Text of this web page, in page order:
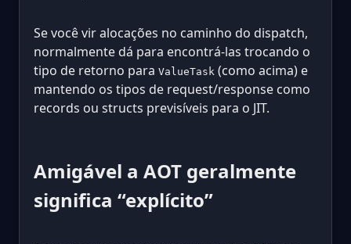
Se você vir alocações no caminho do dispatch,
normalmente dá para encontrá-las trocando o
tipo de retorno para ValueTask (como acima) e
mantendo os tipos de request/response como
records ou structs previsíveis para o JIT.
Amigável a AOT geralmente
significa “explícito”